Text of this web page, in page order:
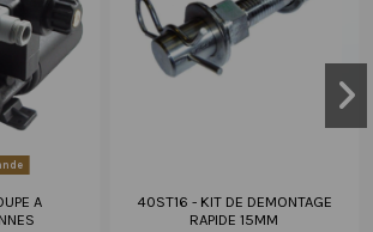
A
40ST16 - KIT DE DEMONTAGE
RAPIDE 15MM